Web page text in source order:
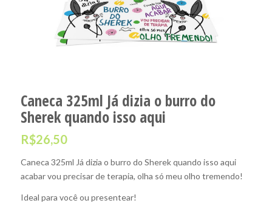
Caneca 325ml Já dizia o burro do
Sherek quando isso aqui
R$26,50
Caneca 325ml Já dizia o burro do Sherek quando isso aqui
acabar vou precisar de terapia, olha só meu olho tremendo!
Ideal para você ou presentear!